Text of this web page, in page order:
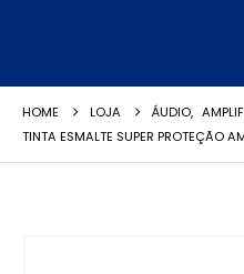
HOME LOJA ÁUDIO,
TINTA ESMALTE SUPER PROTEÇÃO